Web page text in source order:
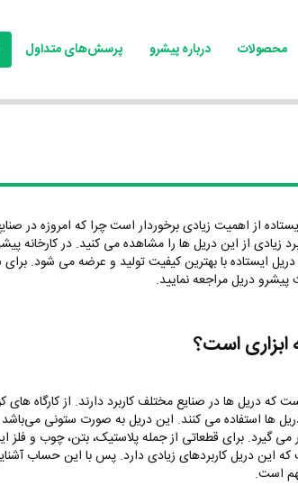
محصولات درباره پیشرو پرسش‌های متداول
از اهمیت زیادی برخوردار است چرا که امروزه در
زیادی از این دریل ها را مشاهده می کنید. در کارخانه
ایستاده با بهترین کیفیت تولید و عرضه می شود.
دریل مراجعه نمایید.
ابزاری است؟
دریل ها در صنایع مختلف کاربرد دارند. از کارگاه
دریل ها استفاده می کنند. این دریل به صورت ستونی
می گیرد. برای قطعاتی از جمله پلاستیک، بتن، چوب و فلز
دریل کاربردهای زیادی دارد. پس با این حساب
است.